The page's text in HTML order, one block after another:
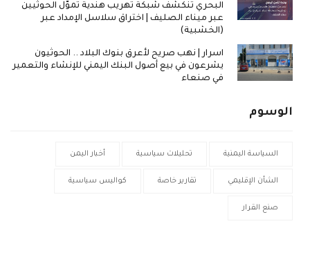
البحري تنكشف شبكة تهريب هندية تموّل الحوثيين
عبر ميناء الصليف | اختراق سلاسل الإمداد عبر
(الخشبية)
اسرار | نهب صريح لأعرق بنوك البلاد .. الحوثيون
يشرعون في بيع أصول البنك اليمني للإنشاء والتعمير
في صنعاء
الوسوم
السياسة اليمنية تحليلات سياسية أخبار اليمن
الشأن الإقليمي تقارير خاصة كواليس سياسية
صنع القرار